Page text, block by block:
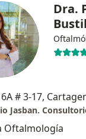
Dra.
# 3-17,
Oftalmología